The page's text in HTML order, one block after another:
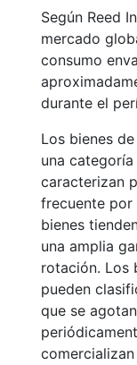
Según Reed
mercado
consumo
durante el
Los bienes
una
caracterizan
frecuente por
bienes
una amplia
rotación. Los
pueden
que se